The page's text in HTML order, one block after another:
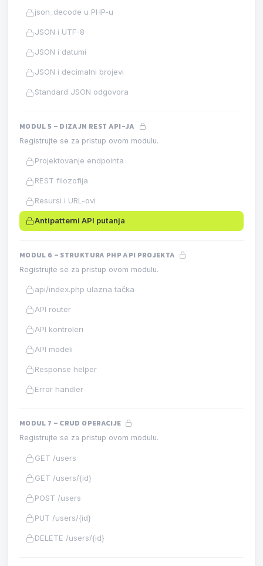
json_decode u PHP-u
JSON i UTF-8
JSON i datumi
JSON i decimalni brojevi
Standard JSON odgovora
MODUL 5 – DIZAJN REST API-JA
Registrujte se za pristup ovom modulu.
Projektovanje endpointa
REST filozofija
Resursi i URL-ovi
Antipatterni API putanja
MODUL 6 – STRUKTURA PHP API PROJEKTA
Registrujte se za pristup ovom modulu.
api/index.php ulazna tačka
API router
API kontroleri
API modeli
Response helper
Error handler
MODUL 7 – CRUD OPERACIJE
Registrujte se za pristup ovom modulu.
GET /users
GET /users/{id}
POST /users
PUT /users/{id}
DELETE /users/{id}